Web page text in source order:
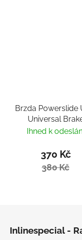
Brzda Powerslide
Universal
Ihned k
370 Kč
380 Kč
Inlinespecial -